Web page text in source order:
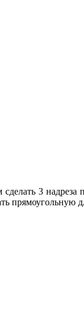
3 надреза
прямоугольную